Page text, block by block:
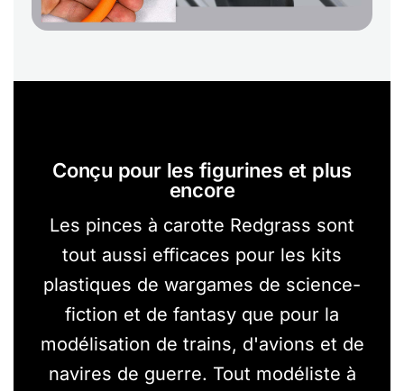
Conçu pour les figurines et plus
encore
Les pinces à carotte Redgrass sont
tout aussi efficaces pour les kits
plastiques de wargames de science-
fiction et de fantasy que pour la
modélisation de trains, d'avions et de
navires de guerre. Tout modéliste à